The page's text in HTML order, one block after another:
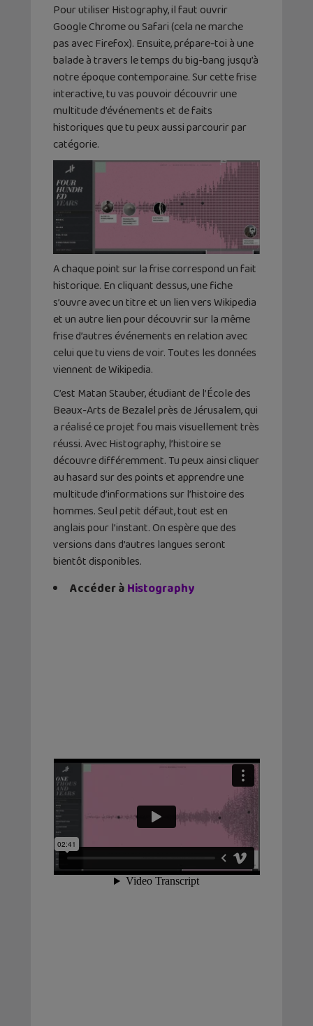
Pour utiliser Histography, il faut ouvrir
Google Chrome ou Safari (cela ne marche
pas avec Firefox). Ensuite, prépare-toi à une
balade à travers le temps du big-bang jusqu’à
notre époque contemporaine. Sur cette frise
interactive, tu vas pouvoir découvrir une
multitude d’événements et de faits
historiques que tu peux aussi parcourir par
catégorie.
A chaque point sur la frise correspond un fait
historique. En cliquant dessus, une fiche
s’ouvre avec un titre et un lien vers Wikipedia
et un autre lien pour découvrir sur la même
frise d’autres événements en relation avec
celui que tu viens de voir. Toutes les données
viennent de Wikipedia.
C’est Matan Stauber, étudiant de l’École des
Beaux-Arts de Bezalel près de Jérusalem, qui
a réalisé ce projet fou mais visuellement très
réussi. Avec Histography, l’histoire se
découvre différemment. Tu peux ainsi cliquer
au hasard sur des points et apprendre une
multitude d’informations sur l’histoire des
hommes. Seul petit défaut, tout est en
anglais pour l’instant. On espère que des
versions dans d’autres langues seront
bientôt disponibles.
Accéder àHistography